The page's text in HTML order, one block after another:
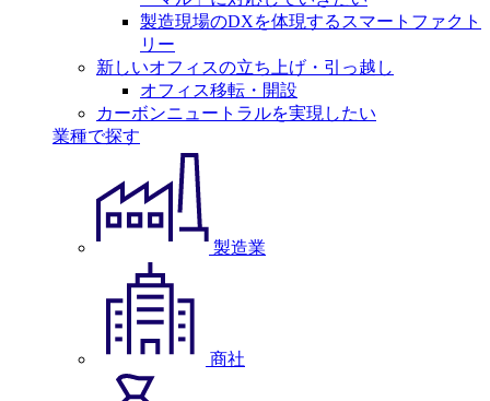
製造現場のDXを体現するスマートファクト
リー
新しいオフィスの立ち上げ・引っ越し
オフィス移転・開設
カーボンニュートラルを実現したい
業種で探す
製造業
商社